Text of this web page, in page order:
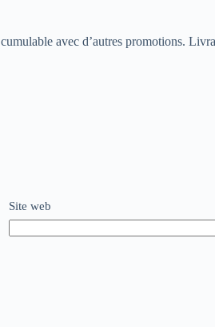
avec d’autres promotions.
Site web